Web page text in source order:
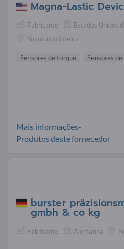
Magna-Lastic
Fabricante
Estados Unidos
No mundo inteiro
Sensores de torque Sensores
Mais informações-
Produtos deste fornecedor
burster
gmbh & co kg
Fabricante Alemanha